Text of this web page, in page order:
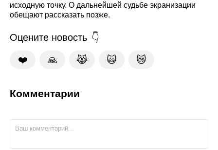
исходную точку. О дальнейшей судьбе экранизации
обещают рассказать позже.
Оцените новость
❤️ 🙏 😹 🙀 😿
Комментарии